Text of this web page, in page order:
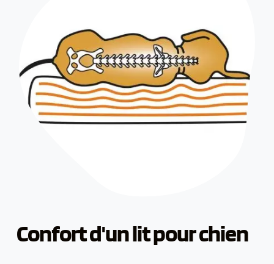
Confort d'un lit pour chien